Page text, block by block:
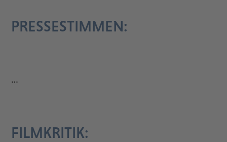
PRESSESTIMMEN:
…
FILMKRITIK: